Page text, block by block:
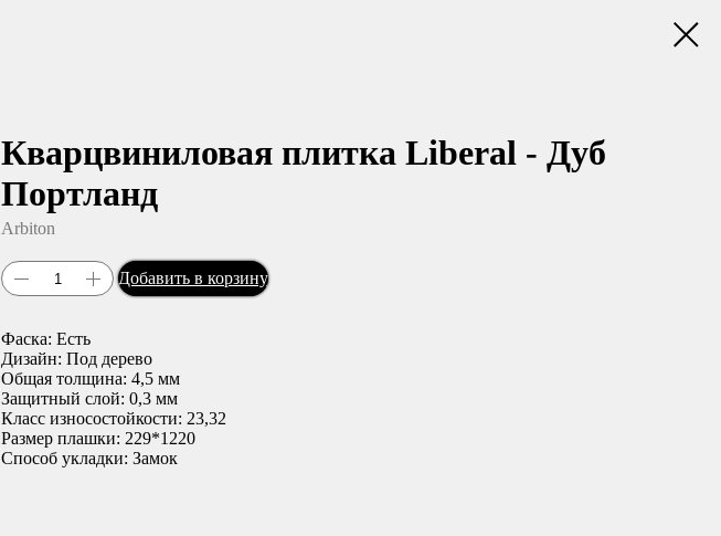
Кварцвиниловая плитка Liberal - Дуб
Портланд
Arbiton
Добавить в корзину
Фаска: Есть
Дизайн: Под дерево
Общая толщина: 4,5 мм
Защитный слой: 0,3 мм
Класс износостойкости: 23,32
Размер плашки: 229*1220
Способ укладки: Замок